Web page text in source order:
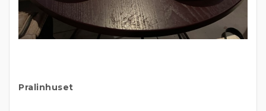
Pralinhuset